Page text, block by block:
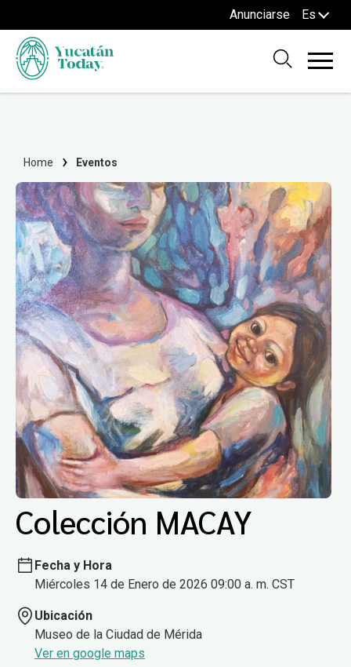
Anunciarse Es
Home Eventos
Colección MACAY
Fecha y Hora
Miércoles 14 de Enero de 2026 09:00 a. m. CST
Ubicación
Museo de la Ciudad de Mérida
Ver en google maps